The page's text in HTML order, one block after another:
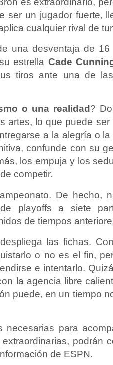
ser un jugador fuerte,
cualquier rival de
una desventaja de
estrella Cade
tiros ante una de
o una realidad?
artes, lo que puede
a la alegría o
confunde con su
los empuja y los
competir.
De hecho,
playoffs a siete
de tiempos
las fichas.
o no es el fin,
e intentarlo.
la agencia libre
puede, en un tiempo
para
podrán
de ESPN.